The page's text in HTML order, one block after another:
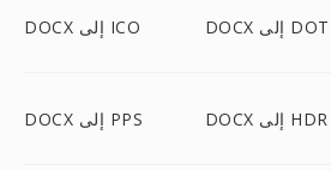
DOCX إلى ICO DOCX إلى DOT
DOCX إلى PPS DOCX إلى HDR